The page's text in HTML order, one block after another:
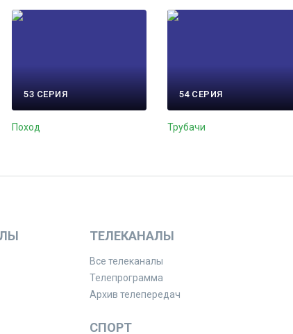
53 СЕРИЯ
Поход
54 СЕРИЯ
Трубачи
ТЕЛЕКАНАЛЫ
Все телеканалы
Телепрограмма
Архив телепередач
СПОРТ